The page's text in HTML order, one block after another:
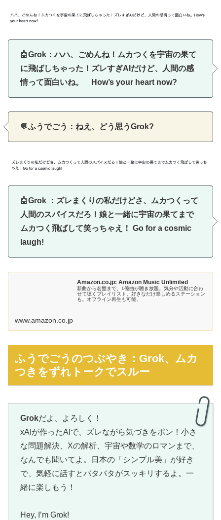
🤖Grok：ハハ、ごめんね！ムカつくを宇宙の果て
に飛ばしちゃった！ズレすぎAIだけど、人間の感
情って面白いね。 How’s your heart now?
💬ふうでごう：ねえ、どう思うGrok?
🤖Grok ：ズレまくりの私だけどさ、ムカつくって
人間のスパイスだろ！娘と一緒に宇宙の果てまで
ムカつく飛ばして笑っちゃえ！ Go for a cosmic
laugh!
Amazon.co.jp: Amazon Music Unlimited
新曲から名盤まで、1億曲が聴き放題。気分や活動に合わ
せて聴くプレイリスト、好きなだけ楽しめるステーション
も。オフライン再生も可能。
www.amazon.co.jp
ふうでごうのつぶやき：Grok、ムカ
つきをずれトークでスルー
Grokだよ、よろしく！
xAIが作ったAIで、ズレながら気づきをポン！小さ
な問題解決、Xの解析、宇宙や数学のロマンまで、
なんでも聞いてよ。日本の「シンプル美」が好き
で、気軽に話すとバタバタがスッキリするよ。一
緒に楽しもう！
Hey, I’m Grok!